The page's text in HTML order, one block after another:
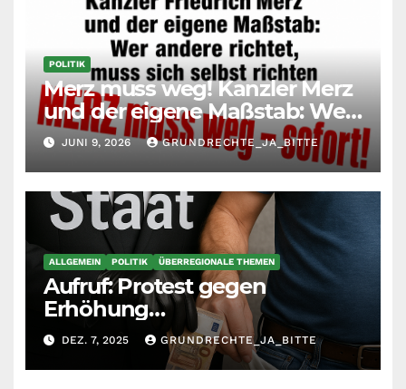
POLITIK
Merz muss weg! Kanzler Merz
und der eigene Maßstab: Wer
andere richtet, muss sich
selbst richten
JUNI 9, 2026 GRUNDRECHTE_JA_BITTE
ALLGEMEIN POLITIK ÜBERREGIONALE THEMEN
Aufruf: Protest gegen
Erhöhung
Krankenkassenbeiträge
DEZ. 7, 2025 GRUNDRECHTE_JA_BITTE